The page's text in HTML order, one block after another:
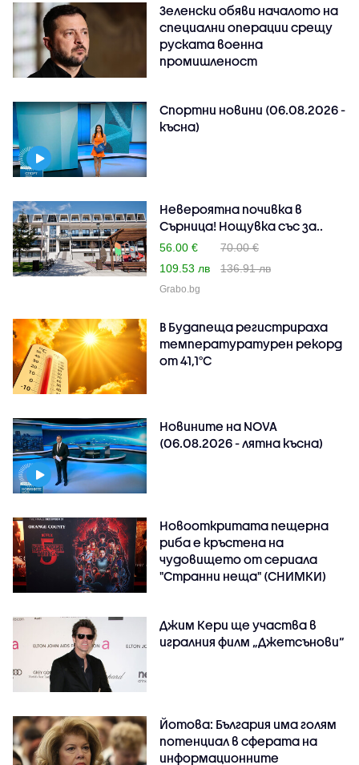
Зеленски обяви началото на
специални операции срещу
руската военна
промишленост
Спортни новини (06.08.2026 -
късна)
Невероятна почивка в
Сърница! Нощувка със за..
56.00 €
70.00 €
109.53 лв
136.91 лв
Grabo.bg
В Будапеща регистрираха
температуратурен рекорд
от 41,1°C
Новините на NOVA
(06.08.2026 - лятна късна)
Новооткритата пещерна
риба е кръстена на
чудовището от сериала
"Странни неща" (СНИМКИ)
Джим Кери ще участва в
игралния филм „Джетсънови“
Йотова: България има голям
потенциал в сферата на
информационните